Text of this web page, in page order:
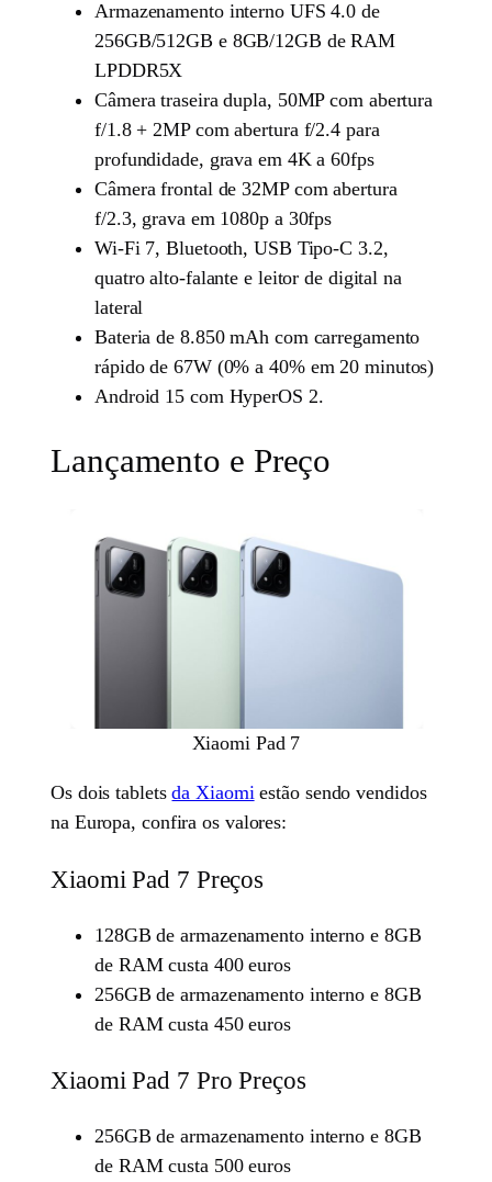
Armazenamento interno UFS 4.0 de
256GB/512GB e 8GB/12GB de RAM
LPDDR5X
Câmera traseira dupla, 50MP com abertura
f/1.8 + 2MP com abertura f/2.4 para
profundidade, grava em 4K a 60fps
Câmera frontal de 32MP com abertura
f/2.3, grava em 1080p a 30fps
Wi-Fi 7, Bluetooth, USB Tipo-C 3.2,
quatro alto-falante e leitor de digital na
lateral
Bateria de 8.850 mAh com carregamento
rápido de 67W (0% a 40% em 20 minutos)
Android 15 com HyperOS 2.
Lançamento e Preço
Xiaomi Pad 7
Os dois tabletsda Xiaomiestão sendo vendidos
na Europa, confira os valores:
Xiaomi Pad 7 Preços
128GB de armazenamento interno e 8GB
de RAM custa 400 euros
256GB de armazenamento interno e 8GB
de RAM custa 450 euros
Xiaomi Pad 7 Pro Preços
256GB de armazenamento interno e 8GB
de RAM custa 500 euros